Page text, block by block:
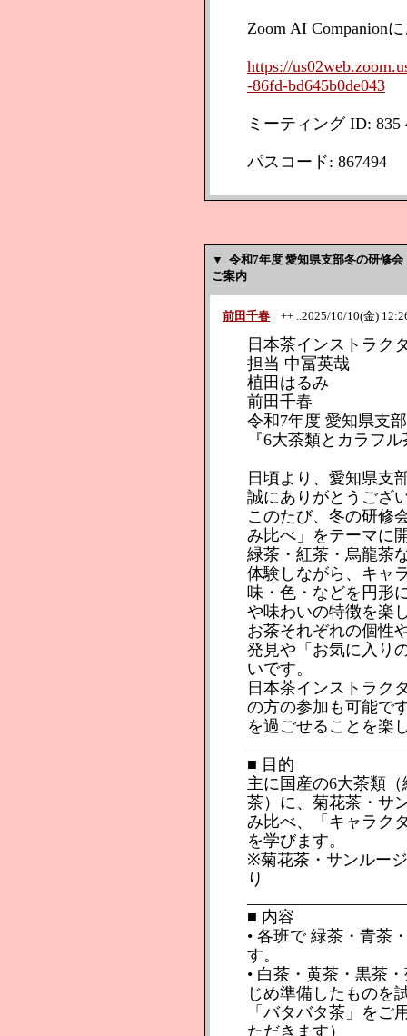
Zoom AI Companion
https://
-86fd-bd645b0de043
ミーティング ID: 835
パスコード: 867494
▼ 令和7年度 愛知県支部冬の研修
ご案内
前田千春 ++ ..2025/10/10(金)
日本茶インストラク
担当 中冨英哉
植田はるみ
前田千春
令和7年度 愛知県支
『6大茶類とカラフ
日頃より、愛知県支
誠にありがとうござ
このたび、冬の研修
み比べ」をテーマに
緑茶・紅茶・烏龍茶
体験しながら、キャ
味・色・などを円形
や味わいの特徴を楽
お茶それぞれの個性
発見や「お気に入り
いです。
日本茶インストラク
の方の参加も可能で
を過ごせることを楽
■ 目的
主に国産の6大茶類
茶）に、菊花茶・サ
み比べ、「キャラク
を学びます。
※菊花茶・サンルー
り
■ 内容
• 各班で 緑茶・青茶
す。
• 白茶・黄茶・黒茶
じめ準備したものを
「バタバタ茶」をご
ただきます）